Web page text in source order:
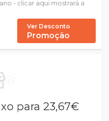
- clicar aqui mostrará a
Ver Desconto
Promoção
para 23,67€